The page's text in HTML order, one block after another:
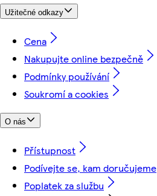
Užitečné odkazy
Cena
Nakupujte online bezpečně
Podmínky používání
Soukromí a cookies
O nás
Přístupnost
Podívejte se, kam doručujeme
Poplatek za službu